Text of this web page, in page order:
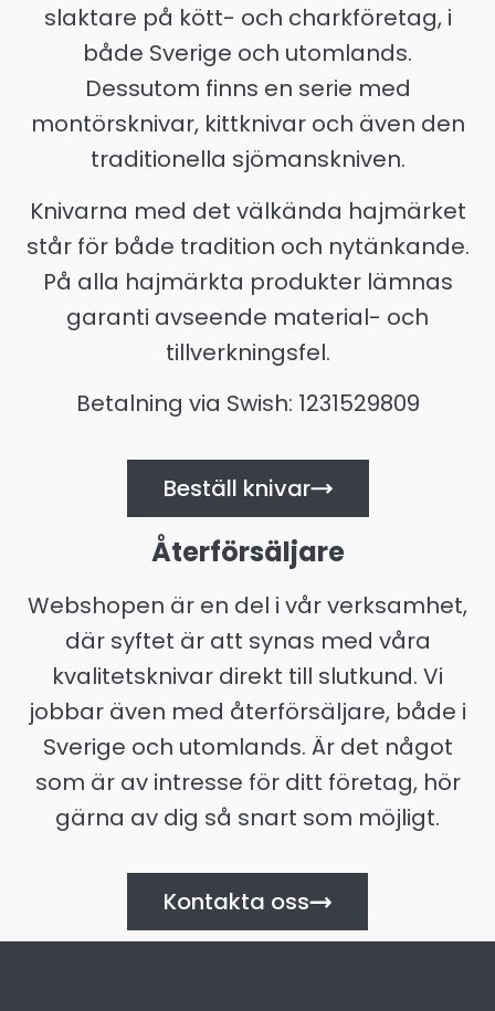
slaktare på kött- och charkföretag, i
både Sverige och utomlands.
Dessutom finns en serie med
montörsknivar, kittknivar och även den
traditionella sjömanskniven.
Knivarna med det välkända hajmärket
står för både tradition och nytänkande.
På alla hajmärkta produkter lämnas
garanti avseende material- och
tillverkningsfel.
Betalning via Swish: 1231529809
Beställ knivar
Återförsäljare
Webshopen är en del i vår verksamhet,
där syftet är att synas med våra
kvalitetsknivar direkt till slutkund. Vi
jobbar även med återförsäljare, både i
Sverige och utomlands. Är det något
som är av intresse för ditt företag, hör
gärna av dig så snart som möjligt.
Kontakta oss